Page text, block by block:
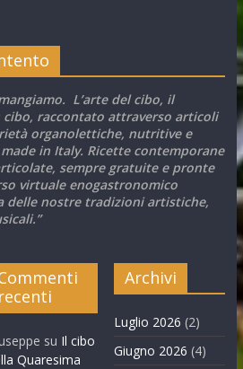
L’arte del cibo, il
cibo, raccontato attraverso articoli
organolettiche, nutritive e
in Italy. Ricette contemporane
sempre gratuite e pronte
virtuale enogastronomico
delle nostre tradizioni artistiche,
recenti
su Il cibo
Quaresima
Archivi
Luglio 2026 (2)
Giugno 2026 (4)